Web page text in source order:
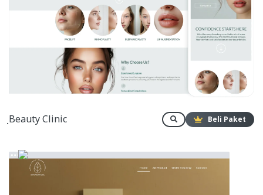
ฺBeauty Clinic Beli Paket